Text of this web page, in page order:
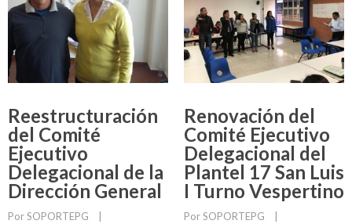
Reestructuración
del Comité
Ejecutivo
Delegacional de la
Dirección General
Por SOPORTEPG
Renovación del
Comité Ejecutivo
Delegacional del
Plantel 17 San Luis
I Turno Vespertino
Por SOPORTEPG